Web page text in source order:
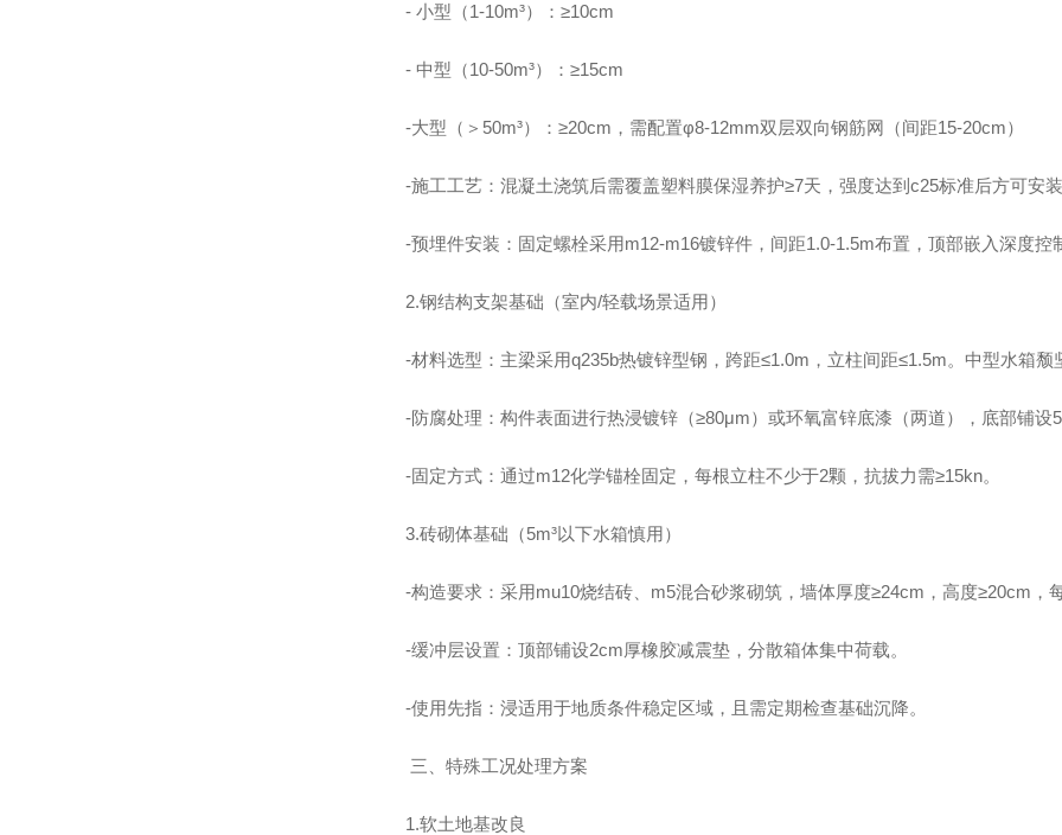
- 小型（1-10m³）：≥10cm
- 中型（10-50m³）：≥15cm
-大型（＞50m³）：≥20cm，需配置φ8-12mm双层双向钢筋网（间距15-20cm）
-施工工艺：混凝土浇筑后需覆盖塑料膜保湿养护≥7天，强度达到c25标准后方可安装
-预埋件安装：固定螺栓采用m12-m16镀锌件，间距1.0-1.5m布置，顶部嵌入深度控
2.钢结构支架基础（室内/轻载场景适用）
-材料选型：主梁采用q235b热镀锌型钢，跨距≤1.0m，立柱间距≤1.5m。中型水箱颓
-防腐处理：构件表面进行热浸镀锌（≥80μm）或环氧富锌底漆（两道），底部铺设
-固定方式：通过m12化学锚栓固定，每根立柱不少于2颗，抗拔力需≥15kn。
3.砖砌体基础（5m³以下水箱慎用）
-构造要求：采用mu10烧结砖、m5混合砂浆砌筑，墙体厚度≥24cm，高度≥20cm，
-缓冲层设置：顶部铺设2cm厚橡胶减震垫，分散箱体集中荷载。
-使用先指：浸适用于地质条件稳定区域，且需定期检查基础沉降。
三、特殊工况处理方案
1.软土地基改良